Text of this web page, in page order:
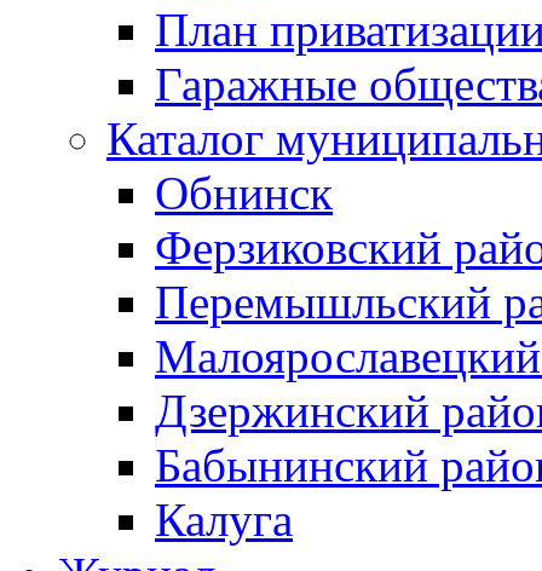
План
Гаражные
Каталог
Обнинск
Ферзиковский
Перемышльский
Дзержинский
Бабынинский
Калуга